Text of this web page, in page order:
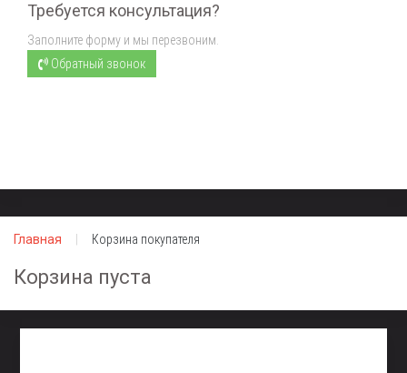
Требуется консультация?
Заполните форму и мы перезвоним.
Обратный звонок
Главная Корзина покупателя
Корзина пуста